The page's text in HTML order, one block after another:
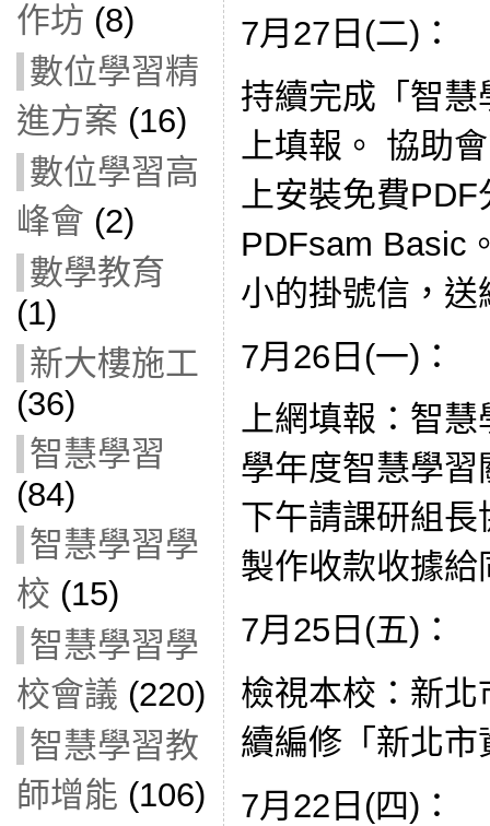
作坊 (8)
數位學習精
進方案 (16)
數位學習高
峰會 (2)
數學教育
(1)
新大樓施工
(36)
智慧學習
(84)
智慧學習學
校 (15)
智慧學習學
校會議 (220)
智慧學習教
師增能 (106)
7月27日(二)：
持續完成「智
上填報。 協助
上安裝免費
PDFsam Basic
小的掛號信，
7月26日(一)：
上網填報：智
學年度智慧學
下午請課研組
製作收款收據
7月25日(五)：
檢視本校：新
續編修「新北
7月22日(四)：